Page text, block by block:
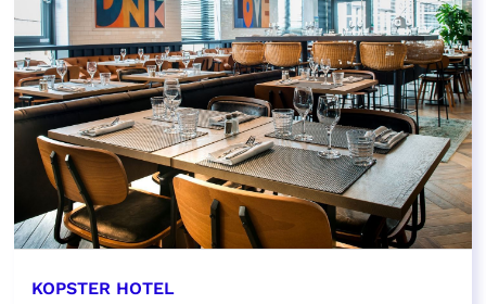
KOPSTER HOTEL